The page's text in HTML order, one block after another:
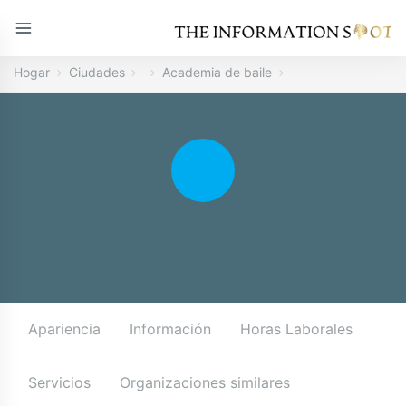
Hogar Ciudades Academia de baile
Apariencia Información Horas Laborales
Servicios Organizaciones similares